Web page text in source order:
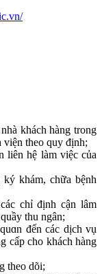
khách hàng trong
viện theo quy định;
liên hệ làm việc của
khám, chữa bệnh
chỉ định cận lâm
thu ngân;
đến các dịch vụ
cấp cho khách hàng
theo dõi;